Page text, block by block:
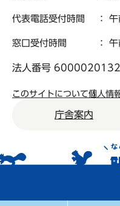
代表電話受付時間 ：
窓口受付時間 ：
法人番号
このサイトについて個人情
庁舎案内